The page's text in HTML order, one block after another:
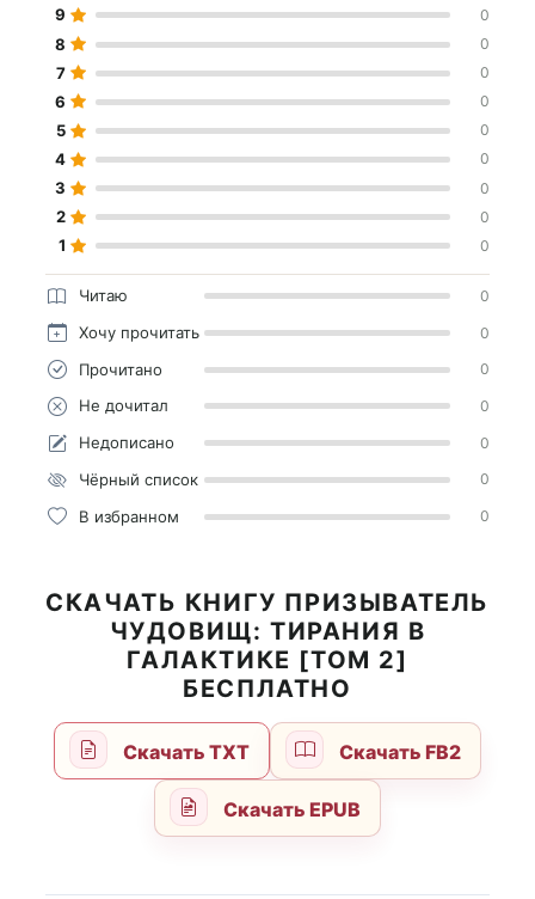
9 0
8 0
7 0
6 0
5 0
4 0
3 0
2 0
1 0
Читаю 0
Хочу прочитать 0
Прочитано 0
Не дочитал 0
Недописано 0
Чёрный список 0
В избранном 0
СКАЧАТЬ КНИГУ ПРИЗЫВАТЕЛЬ
ЧУДОВИЩ: ТИРАНИЯ В
ГАЛАКТИКЕ [ТОМ 2]
БЕСПЛАТНО
Скачать TXT Скачать FB2
Скачать EPUB